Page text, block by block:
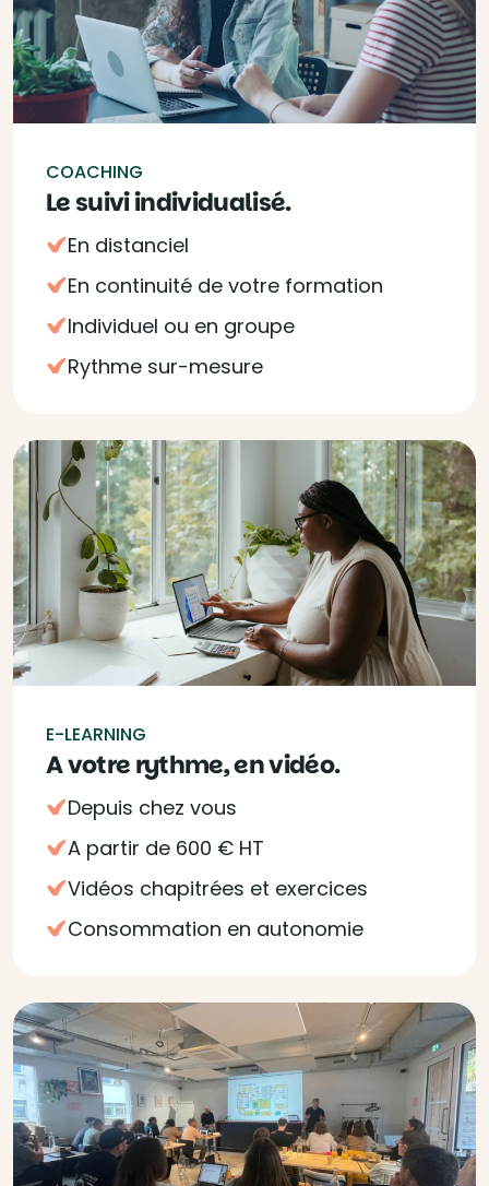
COACHING
Le suivi individualisé.
En distanciel
En continuité de votre formation
Individuel ou en groupe
Rythme sur-mesure
E-LEARNING
A votre rythme, en vidéo.
Depuis chez vous
A partir de 600 € HT
Vidéos chapitrées et exercices
Consommation en autonomie